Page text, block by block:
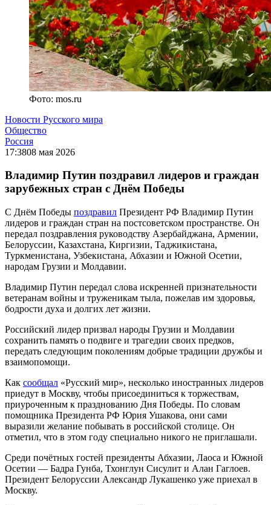
Фото: mos.ru
Новости Русского мира
Общество
Россия
17:3808 мая 2026
Владимир Путин поздравил лидеров и граждан
зарубежных стран с Днём Победы
С Днём Победы поздравил Президент РФ Владимир Путин
лидеров и граждан стран на постсоветском пространстве. Он
передал поздравления руководству Азербайджана, Армении,
Белоруссии, Казахстана, Киргизии, Таджикистана,
Туркменистана, Узбекистана, Абхазии и Южной Осетии,
народам Грузии и Молдавии.
Владимир Путин передал слова искренней признательности
ветеранам войны и труженикам тыла, пожелав им здоровья,
бодрости духа и долгих лет жизни.
Российский лидер призвал народы Грузии и Молдавии
сохранить память о подвиге и трагедии своих предков,
передать следующим поколениям добрые традиции дружбы и
взаимопомощи.
Как сообщал «Русский мир», несколько иностранных лидеров
приедут в Москву, чтобы присоединиться к торжествам,
приуроченным к празднованию Дня Победы. По словам
помощника Президента РФ Юрия Ушакова, они сами
выразили желание побывать в российской столице. Он
отметил, что в этом году специально никого не приглашали.
Среди почётных гостей президенты Абхазии, Лаоса и Южной
Осетии — Бадра Гунба, Тхонглун Сисулит и Алан Гаглоев.
Президент Белоруссии Александр Лукашенко уже приехал в
Москву.